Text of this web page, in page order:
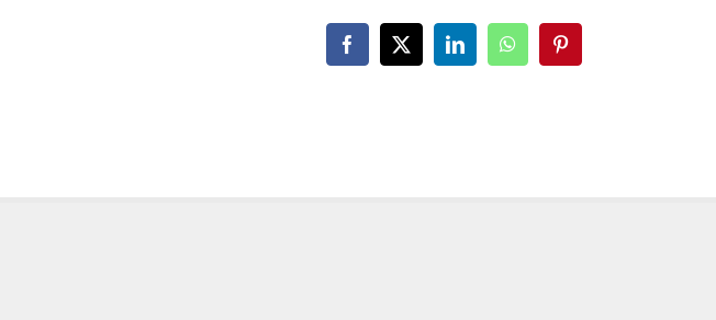
Facebook
X LinkedInWhatsAppPinterest